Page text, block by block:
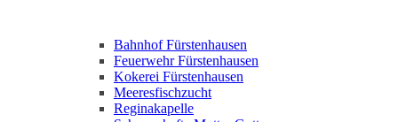
Bahnhof Fürstenhausen
Feuerwehr Fürstenhausen
Kokerei Fürstenhausen
Meeresfischzucht
Reginakapelle